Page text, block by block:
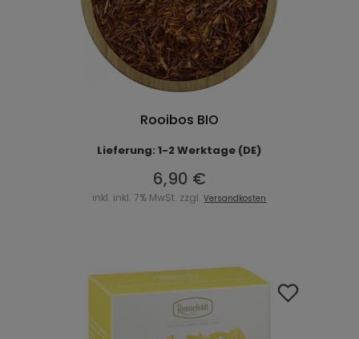
Rooibos BIO
Lieferung: 1-2 Werktage (DE)
6,90 €
inkl. inkl. 7% MwSt. zzgl.Versandkosten